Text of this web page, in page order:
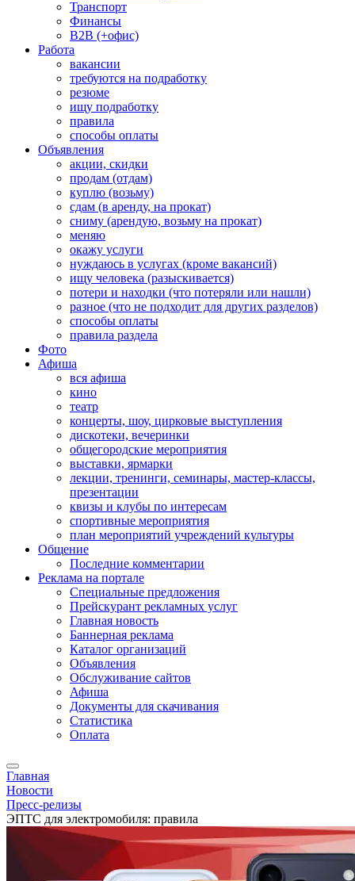
Транспорт
Финансы
B2B (+офис)
Работа
вакансии
требуются на подработку
резюме
ищу подработку
правила
способы оплаты
Объявления
акции, скидки
продам (отдам)
куплю (возьму)
сдам (в аренду, на прокат)
сниму (арендую, возьму на прокат)
меняю
окажу услуги
нуждаюсь в услугах (кроме вакансий)
ищу человека (разыскивается)
потери и находки (что потеряли или нашли)
разное (что не подходит для других разделов)
способы оплаты
правила раздела
Фото
Афиша
вся афиша
кино
театр
концерты, шоу, цирковые выступления
дискотеки, вечеринки
общегородские мероприятия
выставки, ярмарки
лекции, тренинги, семинары, мастер-классы,
презентации
квизы и клубы по интересам
спортивные мероприятия
план мероприятий учреждений культуры
Общение
Последние комментарии
Реклама на портале
Специальные предложения
Прейскурант рекламных услуг
Главная новость
Баннерная реклама
Каталог организаций
Объявления
Обслуживание сайтов
Афиша
Документы для скачивания
Статистика
Оплата
Главная
Новости
Пресс-релизы
ЭПТС для электромобиля: правила